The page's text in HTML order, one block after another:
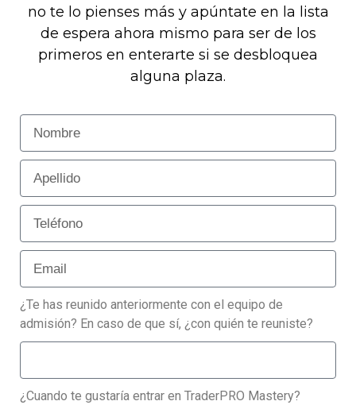
no te lo pienses más y apúntate en la lista
de espera ahora mismo para ser de los
primeros en enterarte si se desbloquea
alguna plaza.
¿Te has reunido anteriormente con el equipo de
admisión? En caso de que sí, ¿con quién te reuniste?
¿Cuando te gustaría entrar en TraderPRO Mastery?